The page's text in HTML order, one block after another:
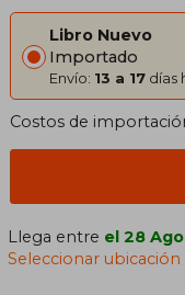
Libro Nuevo
Importado
Envío: 13 a 17 días
Costos de
Llega entre el 28 Ago
Seleccionar ubicación